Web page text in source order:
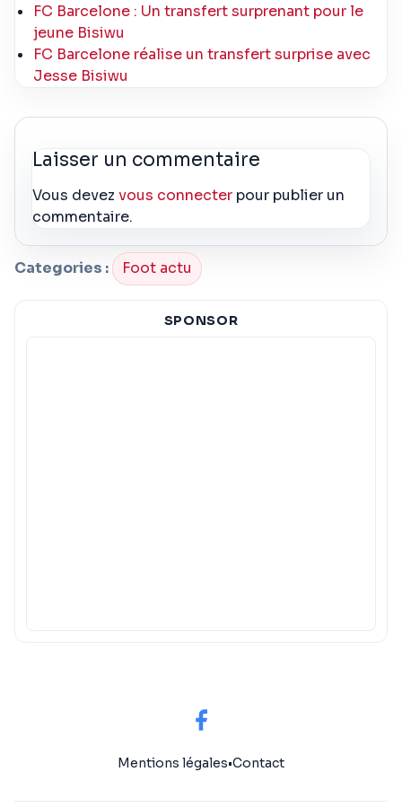
FC Barcelone : Un transfert surprenant pour le
jeune Bisiwu
FC Barcelone réalise un transfert surprise avec
Jesse Bisiwu
Laisser un commentaire
Vous devezvous connecter pour publier un
commentaire.
Categories : Foot actu
SPONSOR
Mentions légales•Contact